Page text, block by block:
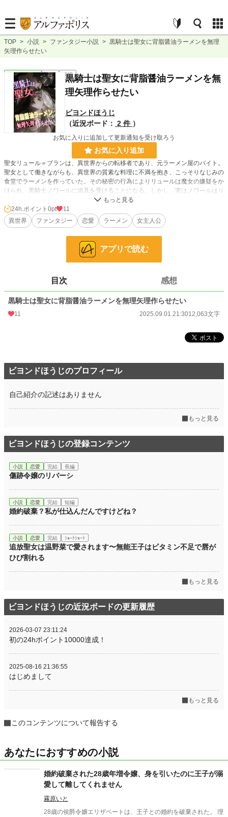
TOP > 小説 > ファンタジー小説 > 黒騎士は聖女に背脂醤油ラーメンを無理
矢理作らせたい
ファンタジー 完結 短編
黒騎士は聖女に背脂醤油ラーメンを無
理矢理作らせたい
ビヨンドほうじ
（近況ボード： 2 件 ）
お気に入りに追加して更新通知を受け取ろう
お気に入り追加
聖女リュール＝ブランは、異世界からの転移者であり、元ラーメン屋のバイト。
聖女として働きながらも、異世界の質素な料理に不満を抱き、こっそりなじみの
食堂でラーメンを作っていた。その秘密の行為によりリュールは魔女の嫌疑をか
けられ、黒騎士ノワールに追及を受けることになる。しかし、実はノワールはリ
ュールがラーメンを作っていたこと目撃しており、リュールに「背脂チャッチャ
系ラーメン」を作ってもらうために、二人きりになる機会を狙っていたのだっ
た……リュールは秘密を守ることを条件にラーメンを作ることを受け入れるが…
228,875 位 / 228,875 件
53,342 位 / 53,342 件
24h.ポイント 0 pt
文字数
初回完結日時 2025.09.01 21:30
49 pt (80,865 位)
累計ポイント 1,168 pt (190,204 位)
24h.ポイント 0pt
11
異世界
ファンタジー 恋愛 ラーメン 女主人公
アプリで読む
目次 感想
黒騎士は聖女に背脂醤油ラーメンを無理矢理作らせたい
11 2025.09.01 21:3012,063文字
ビヨンドほうじのプロフィール
自己紹介の記述はありません
もっと見る
ビヨンドほうじの登録コンテンツ
小説 恋愛 完結 長編
傷跡令嬢のリバーシ
小説 恋愛 完結 短編
婚約破棄？私が仕込んだんですけどね？
小説 恋愛 完結 ｼｮｰﾄｼｮｰﾄ
追放聖女は温野菜で愛されます〜無能王子はビタミン不足で唇が
ひび割れる
もっと見る
ビヨンドほうじの近況ボードの更新履歴
2026-03-07 23:11:24
初の24hポイント10000達成！
2025-08-16 21:36:55
はじめまして
もっと見る
このコンテンツについて報告する
あなたにおすすめの小説
婚約破棄された28歳年増令嬢、身を引いたのに王子が溺
愛して離してくれません
霧原いと
28歳の侯爵令嬢エリザベートは、王子との婚約を破棄された。 理